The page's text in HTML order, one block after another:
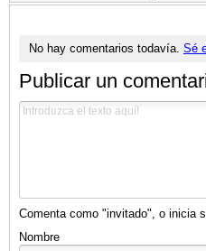
No hay comentarios todavía. Sé
Publicar un
Comenta como "invitado", o inicia
Nombre